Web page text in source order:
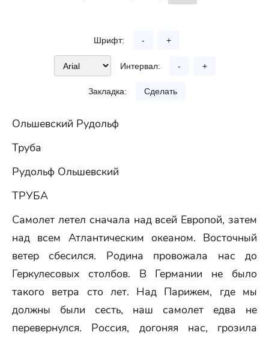
Шрифт: - +
Интервал: - +
Закладка: Сделать
Ольшевский Рудольф
Труба
Рудольф Ольшевский
ТРУБА
Самолет летел сначала над всей Европой, затем
над всем Атлантическим океаном. Восточный
ветер сбесился. Родина провожала нас до
Геркулесовых столбов. В Германии не было
такого ветра сто лет. Над Парижем, где мы
должны были сесть, наш самолет едва не
перевернулся. Россия, догоняя нас, грозила